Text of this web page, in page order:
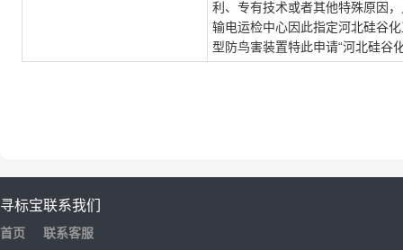
利、专有技术或者其他特殊原因
输电运检中心因此指定河北硅谷
型防鸟害装置特此申请“河北硅谷
寻标宝
首页
联系我们
联系客服